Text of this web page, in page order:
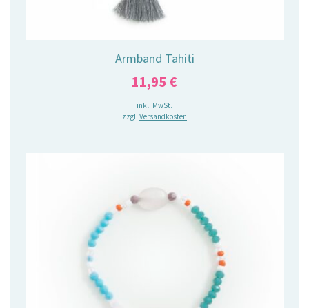
Armband Tahiti
11,95 €
inkl. MwSt.
zzgl. Versandkosten